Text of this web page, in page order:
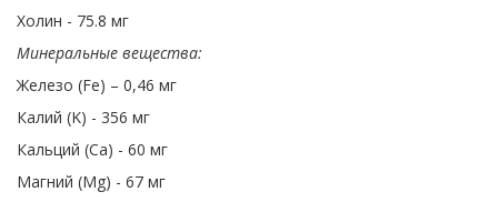
Холин - 75.8 мг
Минеральные вещества:
Железо (Fe) – 0,46 мг
Калий (K) - 356 мг
Кальций (Ca) - 60 мг
Магний (Mg) - 67 мг